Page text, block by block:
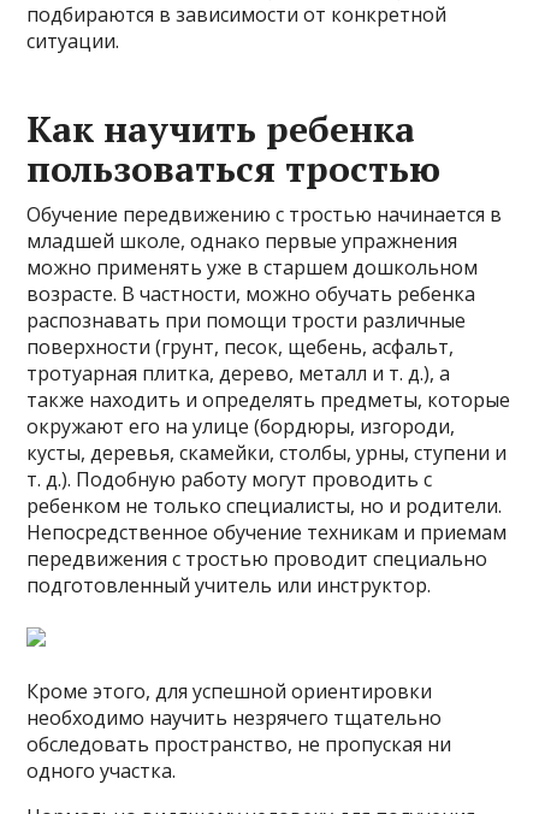
подбираются в зависимости от конкретной
ситуации.
Как научить ребенка
пользоваться тростью
Обучение передвижению с тростью начинается в
младшей школе, однако первые упражнения
можно применять уже в старшем дошкольном
возрасте. В частности, можно обучать ребенка
распознавать при помощи трости различные
поверхности (грунт, песок, щебень, асфальт,
тротуарная плитка, дерево, металл и т. д.), а
также находить и определять предметы, которые
окружают его на улице (бордюры, изгороди,
кусты, деревья, скамейки, столбы, урны, ступени и
т. д.). Подобную работу могут проводить с
ребенком не только специалисты, но и родители.
Непосредственное обучение техникам и приемам
передвижения с тростью проводит специально
подготовленный учитель или инструктор.
Кроме этого, для успешной ориентировки
необходимо научить незрячего тщательно
обследовать пространство, не пропуская ни
одного участка.